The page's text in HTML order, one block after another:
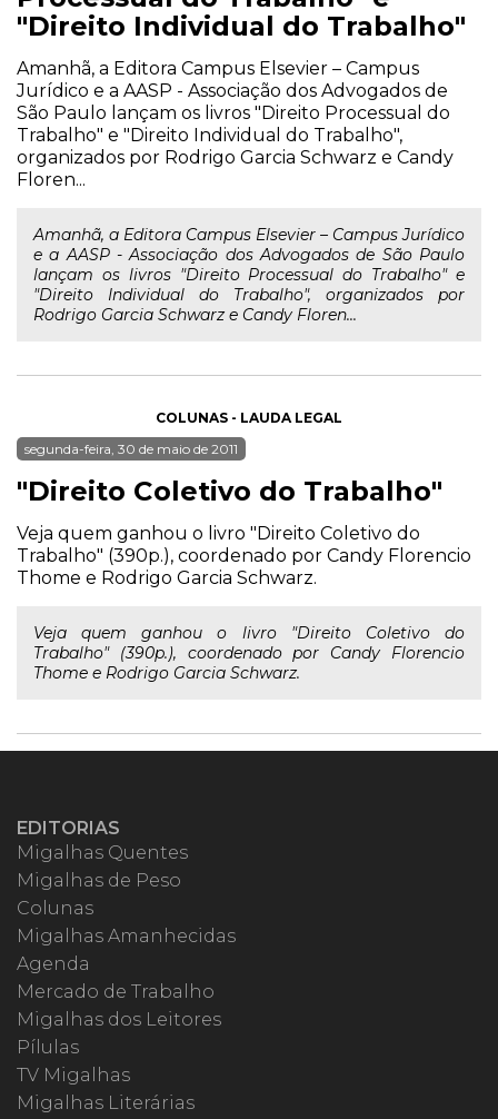
"Direito Individual do Trabalho"
Amanhã, a Editora Campus Elsevier – Campus
Jurídico e a AASP - Associação dos Advogados de
São Paulo lançam os livros "Direito Processual do
Trabalho" e "Direito Individual do Trabalho",
organizados por Rodrigo Garcia Schwarz e Candy
Floren...
Amanhã, a Editora Campus Elsevier – Campus Jurídico
e a AASP - Associação dos Advogados de São Paulo
lançam os livros "Direito Processual do Trabalho" e
"Direito Individual do Trabalho", organizados por
Rodrigo Garcia Schwarz e Candy Floren...
COLUNAS - LAUDA LEGAL
segunda-feira, 30 de maio de 2011
"Direito Coletivo do Trabalho"
Veja quem ganhou o livro "Direito Coletivo do
Trabalho" (390p.), coordenado por Candy Florencio
Thome e Rodrigo Garcia Schwarz.
Veja quem ganhou o livro "Direito Coletivo do
Trabalho" (390p.), coordenado por Candy Florencio
Thome e Rodrigo Garcia Schwarz.
EDITORIAS
Migalhas Quentes
Migalhas de Peso
Colunas
Migalhas Amanhecidas
Agenda
Mercado de Trabalho
Migalhas dos Leitores
Pílulas
TV Migalhas
Migalhas Literárias